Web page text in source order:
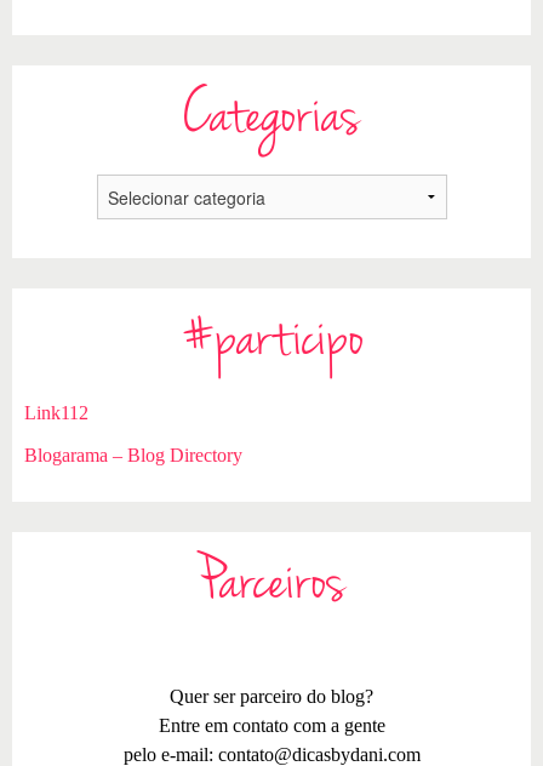
Categorias
#participo
Link112
Blogarama – Blog Directory
Parceiros
Quer ser parceiro do blog?
Entre em contato com a gente
pelo e-mail: contato@dicasbydani.com